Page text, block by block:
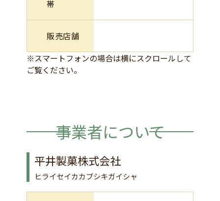
帯
販売店舗
※スマートフォンの場合は横にスクロールして
ご覧ください。
事業者について
平井製菓株式会社
ヒライセイカカブシキガイシャ